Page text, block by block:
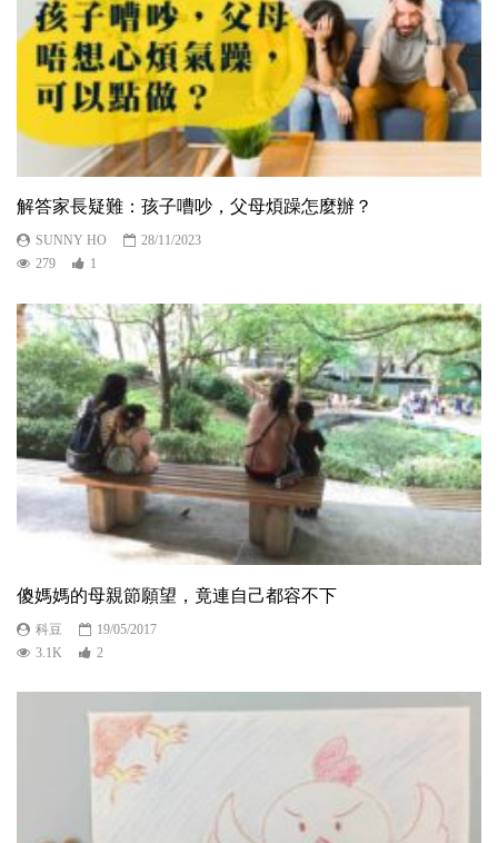
解答家長疑難：孩子嘈吵，父母煩躁怎麼辦？
SUNNY HO
28/11/2023
279
1
傻媽媽的母親節願望，竟連自己都容不下
科豆
19/05/2017
3.1K
2